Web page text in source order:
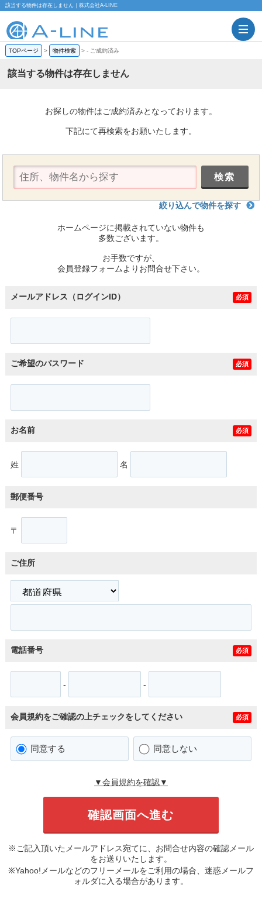
該当する物件は存在しません｜株式会社A-LINE
TOPページ > 物件検索 >- ご成約済み
該当する物件は存在しません
お探しの物件はご成約済みとなっております。
下記にて再検索をお願いたします。
絞り込んで物件を探す
ホームページに掲載されていない物件も
多数ございます。
お手数ですが、
会員登録フォームよりお問合せ下さい。
メールアドレス（ログインID） 必須
ご希望のパスワード 必須
お名前 必須
姓 名
郵便番号
〒
ご住所
電話番号 必須
- -
会員規約をご確認の上チェックをしてください 必須
同意する 同意しない
▼会員規約を確認▼
※ご記入頂いたメールアドレス宛てに、お問合せ内容の確認メール
をお送りいたします。
※Yahoo!メールなどのフリーメールをご利用の場合、迷惑メールフ
ォルダに入る場合があります。